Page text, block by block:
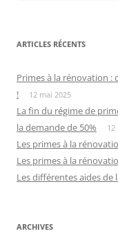
ARTICLES RÉCENTS
Primes à la rénovation :
!
12 mai 2025
La fin du régime de
la demande de 50%
12
Les primes à la
Les primes à la
Les différentes aides de
ARCHIVES